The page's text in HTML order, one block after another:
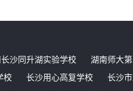
沙同升湖实验学校 湖南师大
校 长沙用心高复学校 长沙